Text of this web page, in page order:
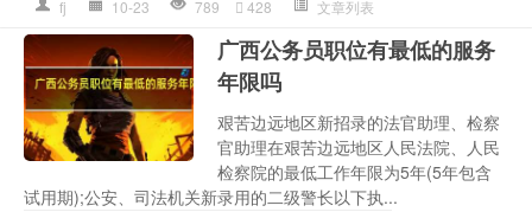
fj 10-23 789 428 文章列表
广西公务员职位有最低的服务
年限吗
艰苦边远地区新招录的法官助理、检察
官助理在艰苦边远地区人民法院、人民
检察院的最低工作年限为5年(5年包含
试用期);公安、司法机关新录用的二级警长以下执...